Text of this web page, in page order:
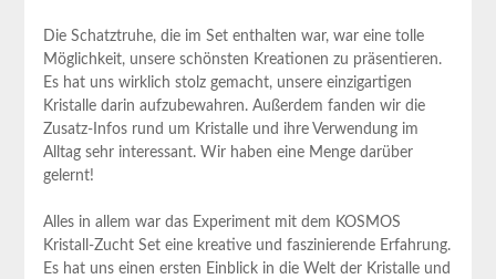
Die Schatztruhe, ‌die im ⁤Set enthalten war, war eine⁢ tolle‍
Möglichkeit, unsere schönsten Kreationen zu präsentieren.
Es hat ⁣uns⁣ wirklich stolz gemacht, unsere einzigartigen
Kristalle darin aufzubewahren. Außerdem fanden wir die
Zusatz-Infos rund ‌um Kristalle und ihre Verwendung im
Alltag sehr interessant. Wir haben eine⁢ Menge darüber
gelernt!
Alles ⁢in allem war das Experiment​ mit dem⁣ KOSMOS
Kristall-Zucht ‌Set eine​ kreative und faszinierende ​Erfahrung.
Es hat uns einen ersten Einblick in die Welt der Kristalle und